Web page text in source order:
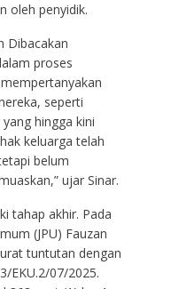
oleh penyidik.
Dibacakan
proses
seperti
hingga kini
keluarga telah
belum
ujar Sinar.
tahap akhir. Pada
(JPU) Fauzan
tuntutan dengan
EKU.2/07/2025.